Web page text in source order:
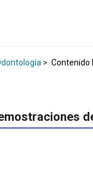
> Contenido